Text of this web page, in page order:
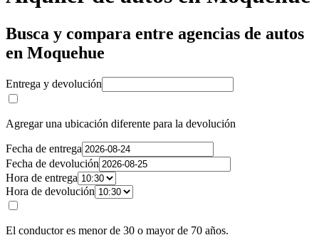
Busca y compara entre agencias de autos
en Moquehue
Entrega y devolución
Agregar una ubicación diferente para la devolución
Fecha de entrega
Fecha de devolución
Hora de entrega
Hora de devolución
El conductor es menor de 30 o mayor de 70 años.